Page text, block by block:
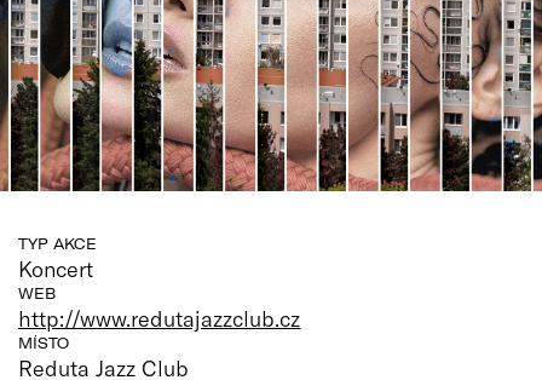
TYP AKCE
Koncert
WEB
http://www.redutajazzclub.cz
MÍSTO
Reduta Jazz Club